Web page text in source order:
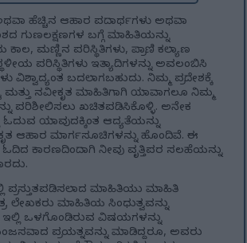
ಹೆಚ್ಚಿನ ಆಹಾರ ಪದಾರ್ಥಗಳು ಅಥವಾ
ಗುಣಲಕ್ಷಣಗಳ ಬಗ್ಗೆ ಮಾಹಿತಿಯನ್ನು
ಮಣ್ಣಿನ ಪರಿಸ್ಥಿತಿಗಳು, ಪ್ರಾಣಿ ಕಲ್ಯಾಣ
ಪರಿಸ್ಥಿತಿಗಳು ಇತ್ಯಾದಿಗಳನ್ನು ಅವಲಂಬಿಸಿ
ವಿಶ್ವಾದ್ಯಂತ ಬದಲಾಗಬಹುದು. ನಿಮ್ಮ ಪ್ರದೇಶಕ್ಕೆ
ಮತ್ತು ನವೀಕೃತ ಮಾಹಿತಿಗಾಗಿ ಯಾವಾಗಲೂ ನಿಮ್ಮ
ಪರಿಶೀಲಿಸಲು ಖಚಿತಪಡಿಸಿಕೊಳ್ಳಿ. ಅನೇಕ
ಓದುವ ಯಾವುದಕ್ಕಿಂತ ಆದ್ಯತೆಯನ್ನು
ಆಹಾರ ಮಾರ್ಗಸೂಚಿಗಳನ್ನು ಹೊಂದಿವೆ. ಈ
ಕಾರಣದಿಂದಾಗಿ ನೀವು ವೃತ್ತಿಪರ ಸಲಹೆಯನ್ನು
ಪ್ರಸ್ತುತಪಡಿಸಲಾದ ಮಾಹಿತಿಯು ಮಾಹಿತಿ
ಲೇಖಕರು ಮಾಹಿತಿಯ ಸಿಂಧುತ್ವವನ್ನು
ಇಲ್ಲಿ ಒಳಗೊಂಡಿರುವ ವಿಷಯಗಳನ್ನು
ಪ್ರಯತ್ನವನ್ನು ಮಾಡಿದ್ದರೂ, ಅವರು